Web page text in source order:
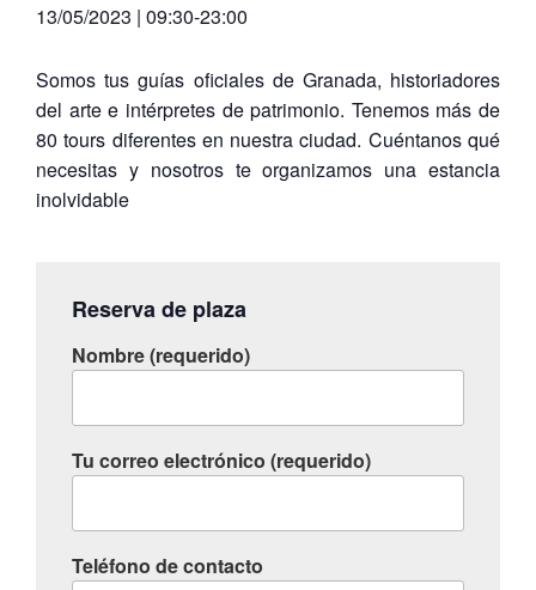
13/05/2023 | 09:30-23:00
Somos tus guías oficiales de Granada, historiadores
del arte e intérpretes de patrimonio. Tenemos más de
80 tours diferentes en nuestra ciudad. Cuéntanos qué
necesitas y nosotros te organizamos una estancia
inolvidable
Reserva de plaza
Nombre (requerido)
Tu correo electrónico (requerido)
Teléfono de contacto